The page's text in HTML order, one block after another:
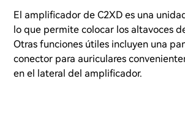
El amplificador de C2XD es una
lo que permite colocar los altavoces
Otras funciones útiles incluyen una
conector para auriculares
en el lateral del amplificador.